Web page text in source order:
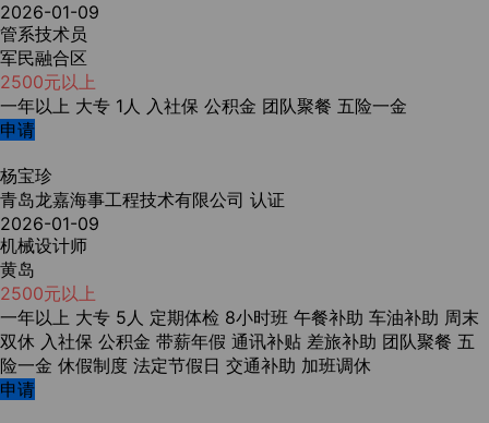
2026-01-09
管系技术员
军民融合区
2500元以上
一年以上 大专 1人 入社保 公积金 团队聚餐 五险一金
申请
杨宝珍
青岛龙嘉海事工程技术有限公司 认证
2026-01-09
机械设计师
黄岛
2500元以上
一年以上 大专 5人 定期体检 8小时班 午餐补助 车油补助 周末
双休 入社保 公积金 带薪年假 通讯补贴 差旅补助 团队聚餐 五
险一金 休假制度 法定节假日 交通补助 加班调休
申请